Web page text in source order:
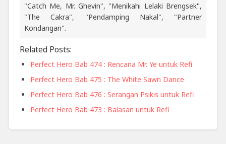
"Catch Me, Mr. Ghevin", "Menikahi Lelaki Brengsek",
"The Cakra", "Pendamping Nakal", "Partner
Kondangan".
Related Posts:
Perfect Hero Bab 474 : Rencana Mr. Ye untuk Refi
Perfect Hero Bab 475 : The White Sawn Dance
Perfect Hero Bab 476 : Serangan Psikis untuk Refi
Perfect Hero Bab 473 : Balasan untuk Refi